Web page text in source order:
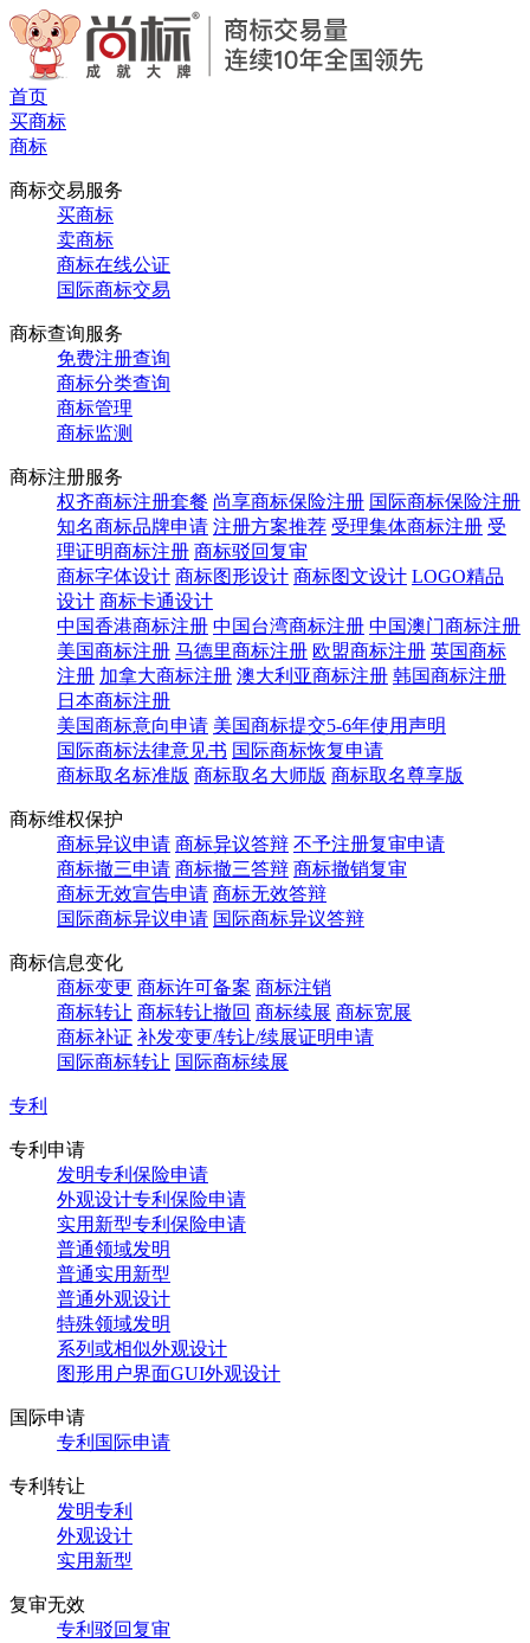
首页
买商标
商标
商标交易服务
买商标
卖商标
商标在线公证
国际商标交易
商标查询服务
免费注册查询
商标分类查询
商标管理
商标监测
商标注册服务
权齐商标注册套餐 尚享商标保险注册 国际商标保险注册
知名商标品牌申请 注册方案推荐 受理集体商标注册 受
理证明商标注册 商标驳回复审
商标字体设计 商标图形设计 商标图文设计 LOGO精品
设计 商标卡通设计
中国香港商标注册 中国台湾商标注册 中国澳门商标注册
美国商标注册 马德里商标注册 欧盟商标注册 英国商标
注册 加拿大商标注册 澳大利亚商标注册 韩国商标注册
日本商标注册
美国商标意向申请 美国商标提交5-6年使用声明
国际商标法律意见书 国际商标恢复申请
商标取名标准版 商标取名大师版 商标取名尊享版
商标维权保护
商标异议申请 商标异议答辩 不予注册复审申请
商标撤三申请 商标撤三答辩 商标撤销复审
商标无效宣告申请 商标无效答辩
国际商标异议申请 国际商标异议答辩
商标信息变化
商标变更 商标许可备案 商标注销
商标转让 商标转让撤回 商标续展 商标宽展
商标补证 补发变更/转让/续展证明申请
国际商标转让 国际商标续展
专利
专利申请
发明专利保险申请
外观设计专利保险申请
实用新型专利保险申请
普通领域发明
普通实用新型
普通外观设计
特殊领域发明
系列或相似外观设计
图形用户界面GUI外观设计
国际申请
专利国际申请
专利转让
发明专利
外观设计
实用新型
复审无效
专利驳回复审